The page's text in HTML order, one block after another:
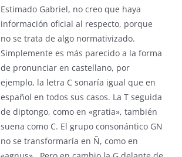
Estimado Gabriel, no creo que haya
información oficial al respecto, porque
no se trata de algo normativizado.
Simplemente es más parecido a la forma
de pronunciar en castellano, por
ejemplo, la letra C sonaría igual que en
español en todos sus casos. La T seguida
de diptongo, como en «gratia», también
suena como C. El grupo consonántico GN
no se transformaría en Ñ, como en